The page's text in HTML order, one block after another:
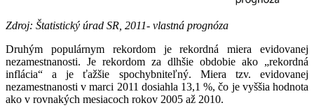
Zdroj: Štatistický úrad SR, 2011- vlastná prognóza
Druhým populárnym rekordom je rekordná miera evidova­nej
nezamestnanosti. Je rekordom za dlhšie obdobie ako „rekordná
inflácia“ a je ťažšie spochybniteľný. Miera tzv. evidovanej
nezamestnanosti v marci 2011 dosiahla 13,1 %, čo je vyššia hodnota
ako v rovnakých mesiacoch rokov 2005 až 2010.